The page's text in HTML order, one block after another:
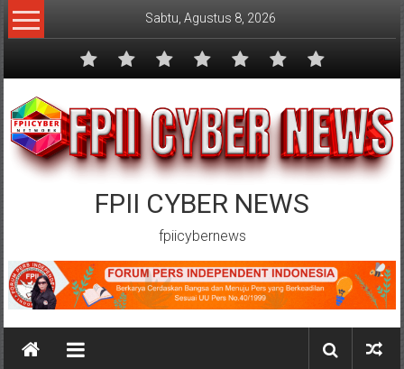
Lompat
ke
Sabtu, Agustus 8, 2026
FPII CYBER NEWS
fpiicybernews